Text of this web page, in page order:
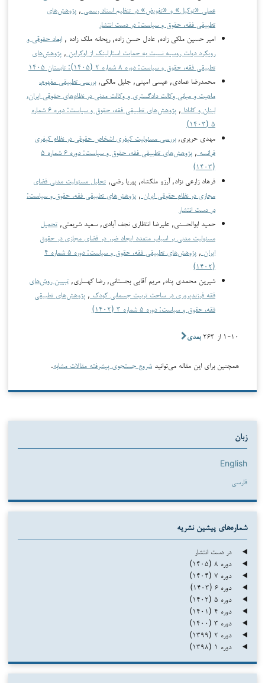
عملی «توکیل» و «تفویض» در تنظیم اسناد رسمی , پژوهش‌های
تطبیقی فقه، حقوق و سیاست: در دست انتشار
امیر حسین ملکی زاده, عادل حسن زاده, ریحانه ملک زاده , ابعاد حقوقی و
رویکرد دولت روسیه نسبت به حمایت استارلینک از اوکراین , پژوهش‌های
تطبیقی فقه، حقوق و سیاست: دوره ۸ شماره ۲ (۱۴۰۵): تابستان ۱۴۰۵
محمدرضا عمادی, عیسی امینی, جلیل مالکی,بررسی تطبیقی مفهوم،
ماهیت و مبانی وکالت دادگستری و وکالت مدنی در نظام‌های حقوقی ایران،
لبنان و کانادا ,
پژوهش‌های تطبیقی فقه، حقوق و سیاست: دوره ۶ شماره
۵ (۱۴۰۳)
مهدی حریری,بررسی مسئولیت کیفری اشخاص حقوقی در نظام کیفری
فرانسه ,
پژوهش‌های تطبیقی فقه، حقوق و سیاست: دوره ۶ شماره ۵
(۱۴۰۳)
فرهاد زارعی نژاد, آرزو ملکشاه, پوریا رضی, تحلیل مسئولیت مدنی فضای
مجازی در نظام حقوقی ایران , پژوهش‌های تطبیقی فقه، حقوق و سیاست:
در دست انتشار
حمید ابوالحسنی, علیرضا انتظاری نجف آبادی, سعید شریعتی, تحمیل
مسئولیت مدنی بر اسباب متعدد ایجاد ضرر در فضای مجازی در حقوق
ایران ,
پژوهش‌های تطبیقی فقه، حقوق و سیاست: دوره ۵ شماره ۴
(۱۴۰۲)
شیرین محمدی پناه, مریم آقایی بجستانی, رضا کهساری, تبیین روش‌های
فقه فرزندپروری در ساحت تربیت جسمانی کودک , پژوهش‌های تطبیقی
فقه، حقوق و سیاست: دوره ۵ شماره ۳ (۱۴۰۲)
۱-۱۰ از ۲۶۳ بعدی
همچنین برای این مقاله می‌توانید شروع جستجوی پیشرفته مقالات مشابه.
زبان
English
فارسی
شماره‌های پیشین نشریه
در دست انتشار
دوره ۸ (۱۴۰۵)
دوره ۷ (۱۴۰۴)
دوره ۶ (۱۴۰۳)
دوره ۵ (۱۴۰۲)
دوره ۴ (۱۴۰۱)
دوره ۳ (۱۴۰۰)
دوره ۲ (۱۳۹۹)
دوره ۱ (۱۳۹۸)